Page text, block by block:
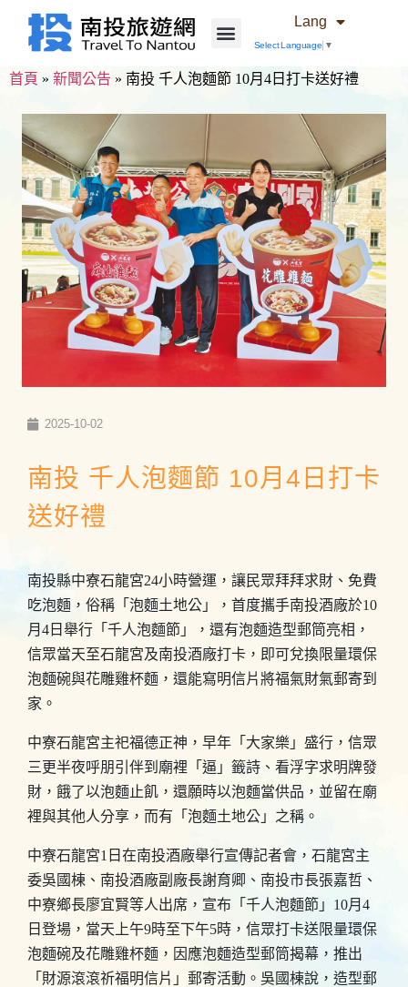
Lang
Select Language ▼
首頁 » 新聞公告 » 南投 千人泡麵節 10月4日打卡送好禮
2025-10-02
南投 千人泡麵節 10月4日打卡
送好禮
南投縣中寮石龍宮24小時營運，讓民眾拜拜求財、免費
吃泡麵，俗稱「泡麵土地公」，首度攜手南投酒廠於10
月4日舉行「千人泡麵節」，還有泡麵造型郵筒亮相，
信眾當天至石龍宮及南投酒廠打卡，即可兌換限量環保
泡麵碗與花雕雞杯麵，還能寫明信片將福氣財氣郵寄到
家。
中寮石龍宮主祀福德正神，早年「大家樂」盛行，信眾
三更半夜呼朋引伴到廟裡「逼」籤詩、看浮字求明牌發
財，餓了以泡麵止飢，還願時以泡麵當供品，並留在廟
裡與其他人分享，而有「泡麵土地公」之稱。
中寮石龍宮1日在南投酒廠舉行宣傳記者會，石龍宮主
委吳國棟、南投酒廠副廠長謝育卿、南投市長張嘉哲、
中寮鄉長廖宜賢等人出席，宣布「千人泡麵節」10月4
日登場，當天上午9時至下午5時，信眾打卡送限量環保
泡麵碗及花雕雞杯麵，因應泡麵造型郵筒揭幕，推出
「財源滾滾祈福明信片」郵寄活動。吳國棟說，造型郵